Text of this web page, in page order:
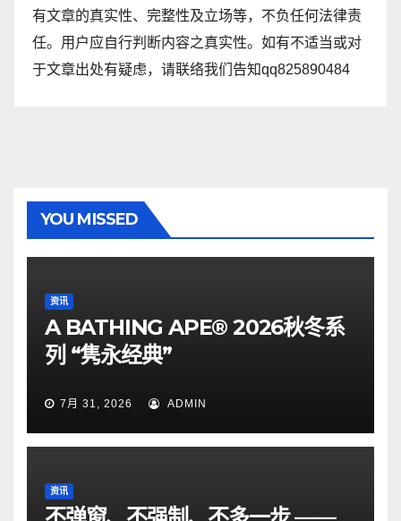
有文章的真实性、完整性及立场等，不负任何法律责
任。用户应自行判断内容之真实性。如有不适当或对
于文章出处有疑虑，请联络我们告知qq825890484
YOU MISSED
资讯
A BATHING APE® 2026秋冬系
列 “隽永经典”
7月 31, 2026 ADMIN
资讯